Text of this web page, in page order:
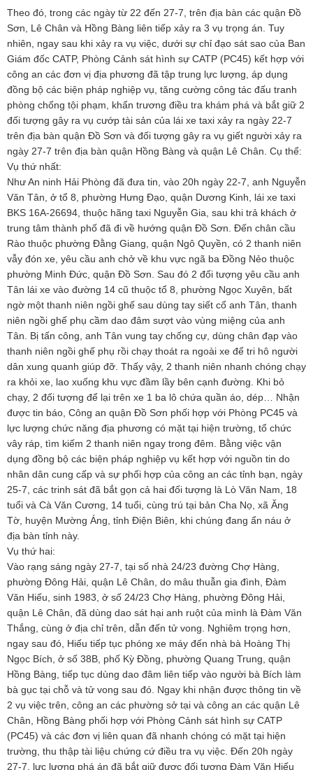
Theo đó, trong các ngày từ 22 đến 27-7, trên địa bàn các quận Đồ
Sơn, Lê Chân và Hồng Bàng liên tiếp xảy ra 3 vụ trọng án. Tuy
nhiên, ngay sau khi xảy ra vụ việc, dưới sự chỉ đạo sát sao của Ban
Giám đốc CATP, Phòng Cảnh sát hình sự CATP (PC45) kết hợp với
công an các đơn vị địa phương đã tập trung lực lượng, áp dụng
đồng bộ các biện pháp nghiệp vụ, tăng cường công tác đấu tranh
phòng chống tội phạm, khẩn trương điều tra khám phá và bắt giữ 2
đối tượng gây ra vụ cướp tài sản của lái xe taxi xảy ra ngày 22-7
trên địa bàn quận Đồ Sơn và đối tượng gây ra vụ giết người xảy ra
ngày 27-7 trên địa bàn quận Hồng Bàng và quận Lê Chân. Cụ thể:
Vụ thứ nhất:
Như An ninh Hải Phòng đã đưa tin, vào 20h ngày 22-7, anh Nguyễn
Văn Tân, ở tổ 8, phường Hưng Đạo, quận Dương Kinh, lái xe taxi
BKS 16A-26694, thuộc hãng taxi Nguyễn Gia, sau khi trả khách ở
trung tâm thành phố đã đi về hướng quận Đồ Sơn. Đến chân cầu
Rào thuộc phường Đằng Giang, quận Ngô Quyền, có 2 thanh niên
vẫy đón xe, yêu cầu anh chở về khu vực ngã ba Đồng Nẻo thuộc
phường Minh Đức, quận Đồ Sơn. Sau đó 2 đối tượng yêu cầu anh
Tân lái xe vào đường 14 cũ thuộc tổ 8, phường Ngọc Xuyên, bất
ngờ một thanh niên ngồi ghế sau dùng tay siết cổ anh Tân, thanh
niên ngồi ghế phụ cầm dao đâm sượt vào vùng miệng của anh
Tân. Bị tấn công, anh Tân vung tay chống cự, dùng chân đạp vào
thanh niên ngồi ghế phụ rồi chạy thoát ra ngoài xe để tri hô người
dân xung quanh giúp đỡ. Thấy vậy, 2 thanh niên nhanh chóng chạy
ra khỏi xe, lao xuống khu vực đầm lầy bên cạnh đường. Khi bỏ
chạy, 2 đối tượng để lại trên xe 1 ba lô chứa quần áo, dép… Nhận
được tin báo, Công an quận Đồ Sơn phối hợp với Phòng PC45 và
lực lượng chức năng địa phương có mặt tại hiện trường, tổ chức
vây ráp, tìm kiếm 2 thanh niên ngay trong đêm. Bằng việc vận
dụng đồng bộ các biện pháp nghiệp vụ kết hợp với nguồn tin do
nhân dân cung cấp và sự phối hợp của công an các tỉnh bạn, ngày
25-7, các trinh sát đã bắt gọn cả hai đối tượng là Lò Văn Nam, 18
tuổi và Cà Văn Cương, 14 tuổi, cùng trú tại bản Cha Nọ, xã Ăng
Tờ, huyện Mường Áng, tỉnh Điện Biên, khi chúng đang ẩn náu ở
địa bàn tỉnh này.
Vụ thứ hai:
Vào rạng sáng ngày 27-7, tại số nhà 24/23 đường Chợ Hàng,
phường Đông Hải, quận Lê Chân, do mâu thuẫn gia đình, Đàm
Văn Hiếu, sinh 1983, ở số 24/23 Chợ Hàng, phường Đông Hải,
quận Lê Chân, đã dùng dao sát hại anh ruột của mình là Đàm Văn
Thắng, cùng ở địa chỉ trên, dẫn đến tử vong. Nghiêm trọng hơn,
ngay sau đó, Hiếu tiếp tục phóng xe máy đến nhà bà Hoàng Thị
Ngọc Bích, ở số 38B, phố Kỳ Đồng, phường Quang Trung, quận
Hồng Bàng, tiếp tục dùng dao đâm liên tiếp vào người bà Bích làm
bà gục tại chỗ và tử vong sau đó. Ngay khi nhận được thông tin về
2 vụ việc trên, công an các phường sở tại và công an các quận Lê
Chân, Hồng Bàng phối hợp với Phòng Cảnh sát hình sự CATP
(PC45) và các đơn vị liên quan đã nhanh chóng có mặt tại hiện
trường, thu thập tài liệu chứng cứ điều tra vụ việc. Đến 20h ngày
27-7, lực lượng phá án đã bắt giữ được đối tượng Đàm Văn Hiếu